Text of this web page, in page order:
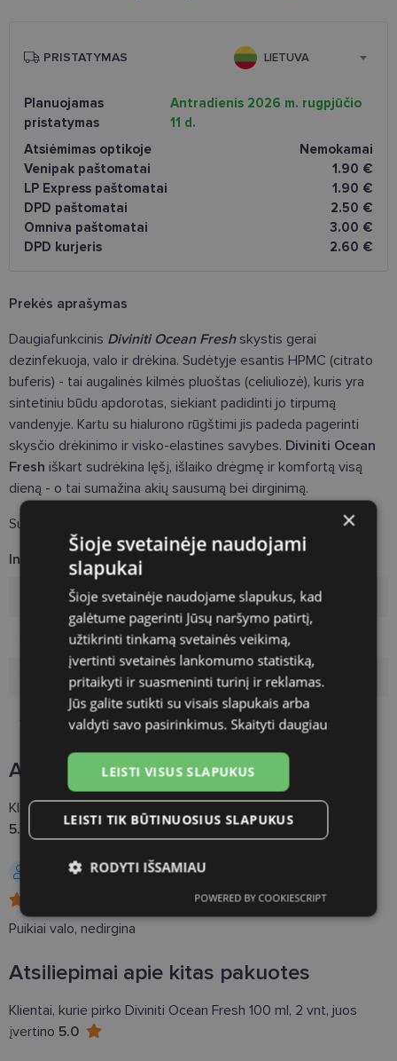
Prekės aprašymas
Daugiafunkcinis Diviniti Ocean Fresh skystis gerai
dezinfekuoja, valo ir drėkina. Sudėtyje esantis HPMC (citrato
buferis) - tai augalinės kilmės pluoštas (celiuliozė), kuris yra
sintetiniu būdu apdorotas, siekiant padidinti jo tirpumą
vandenyje. Kartu su hialurono rūgštimi jis padeda pagerinti
skysčio drėkinimo ir visko-elastines savybes. Diviniti Ocean
Fresh iškart sudrėkina lęšį, išlaiko drėgmę ir komfortą visą
dieną - o tai sumažina akių sausumą bei dirginimą.
Sunaudoti per 3 mėnesius nuo pakuotės atidarymo.
Informacija apie prekę
DIVINITI
1
Gamintojas DIVINITI
Apimtis 100ml
Atsiliepimai1
Klientai, kurie pirko Diviniti Ocean Fresh 100 ml, juos įvertino
5.0
Teresė J. 30.11.2025, Lietuva
Puikiai valo, nedirgina
Atsiliepimai apie kitas pakuotes
Klientai, kurie pirko Diviniti Ocean Fresh 100 ml, 2 vnt, juos
įvertino 5.0
PRISTATYMAS LIETUVA
Planuojamas
pristatymas
Antradienis 2026 m. rugpjūčio
11 d.
Atsiėmimas optikoje
Nemokamai
Venipak paštomatai
1.90 €
LP Express paštomatai
1.90 €
DPD paštomatai
2.50 €
Omniva paštomatai
3.00 €
DPD kurjeris
2.60 €
×
Šioje svetainėje naudojami
slapukai
Šioje svetainėje naudojame slapukus, kad
galėtume pagerinti Jūsų naršymo patirtį,
užtikrinti tinkamą svetainės veikimą,
įvertinti svetainės lankomumo statistiką,
pritaikyti ir suasmeninti turinį ir reklamas.
Jūs galite sutikti su visais slapukais arba
valdyti savo pasirinkimus. Skaityti daugiau
LEISTI VISUS SLAPUKUS
LEISTI TIK BŪTINUOSIUS SLAPUKUS
RODYTI IŠSAMIAU
slapukai
Statistikos
slapukai
Rinkodaros
slapukai
POWERED BY COOKIESCRIPT